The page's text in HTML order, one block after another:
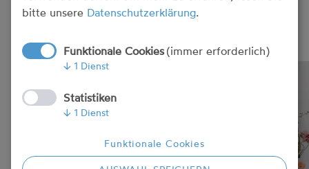
bitte unsere Datenschutzerklärung.
Funktionale Cookies (immer erforderlich)
↓ 1 Dienst
Statistiken
↓ 1 Dienst
Funktionale Cookies